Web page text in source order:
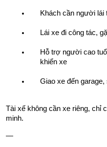
Khách cần người
Lái xe đi công tác,
Hỗ trợ người cao
khiển xe
Giao xe đến
Tài xế không cần xe riêng, chỉ
minh.
—